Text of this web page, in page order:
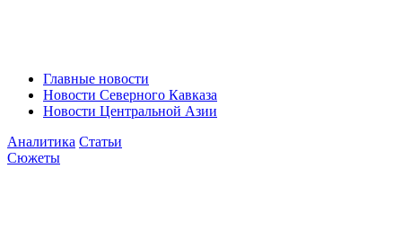
Главные новости
Новости Северного Кавказа
Новости Центральной Азии
Аналитика Статьи
Сюжеты